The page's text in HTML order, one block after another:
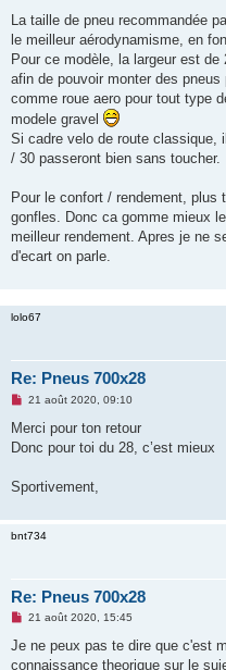
s
a
g
n
o
l
u
La taille de pneu recommandée
le meilleur aérodynamisme, en
Pour ce modèle, la largeur est
afin de pouvoir monter des
comme roue aero pour tout type
modele gravel
Si cadre velo de route classique,
/ 30 passeront bien sans toucher.
Pour le confort / rendement,
gonfles. Donc ca gomme mieux
meilleur rendement. Apres je ne
d'ecart on parle.
lolo67
Re: Pneus 700x28
M
s
a
n
u
21 août 2020, 09:10
Merci pour ton retour
Donc pour toi du 28, c’est mieux
Sportivement,
bnt734
Re: Pneus 700x28
M
s
21 août 2020, 15:45
Je ne peux pas te dire que c'est
connaissance theorique sur le